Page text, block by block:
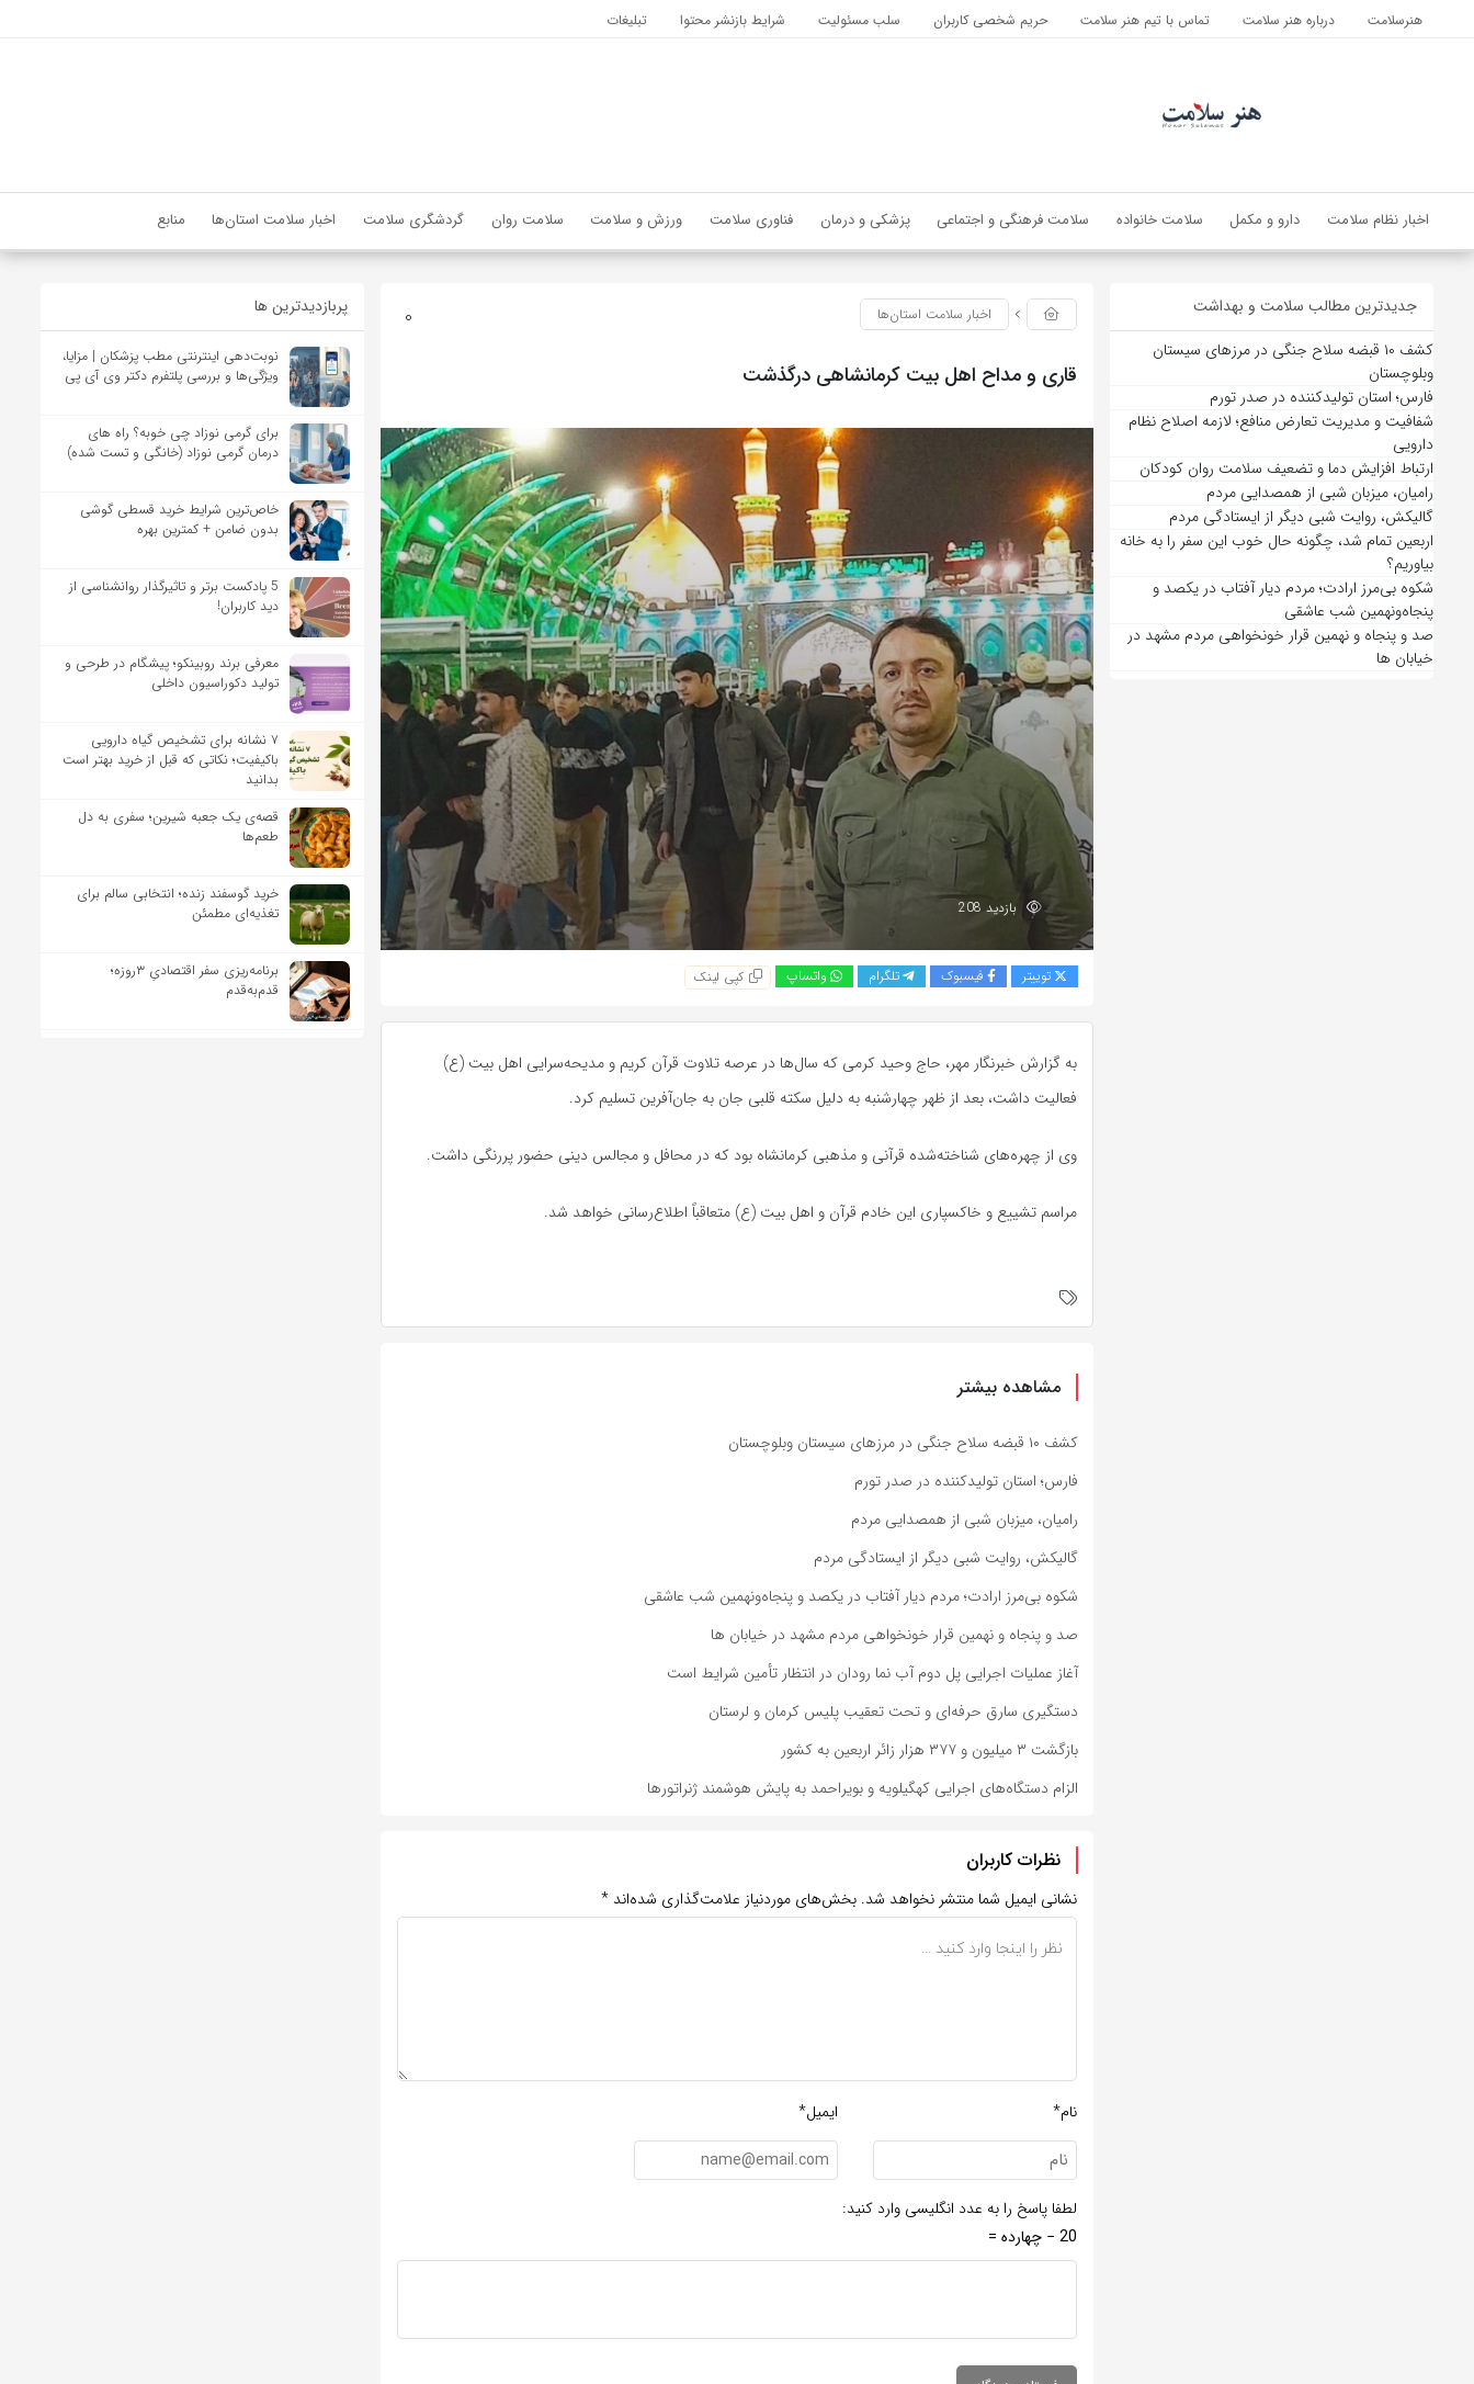
هنرسلامت درباره هنر سلامت تماس با تیم هنر سلامت حریم شخصی کاربران سلب مسئولیت شرایط بازنشر محتوا تبلیغات
اخبار نظام سلامت دارو و مکمل سلامت خانواده سلامت فرهنگی و اجتماعی پزشکی و درمان فناوری سلامت ورزش و سلامت سلامت روان گردشگری سلامت اخبار سلامت استان‌ها منابع
جدیدترین مطالب سلامت و بهداشت
کشف ۱۰ قبضه سلاح جنگی در مرزهای سیستان
وبلوچستان
فارس؛ استان تولیدکننده در صدر تورم
شفافیت و مدیریت تعارض منافع؛ لازمه اصلاح نظام
دارویی
ارتباط افزایش دما و تضعیف سلامت روان کودکان
رامیان، میزبان شبی از همصدایی مردم
گالیکش، روایت شبی دیگر از ایستادگی مردم
اربعین تمام شد، چگونه حال خوب این سفر را به خانه
بیاوریم؟
شکوه بی‌مرز ارادت؛ مردم دیار آفتاب در یکصد و
پنجاه‌ونهمین شب عاشقی
صد و پنجاه و نهمین قرار خونخواهی مردم مشهد در
خیابان ها
0 اخبار سلامت استان‌ها
قاری و مداح اهل بیت کرمانشاهی درگذشت
بازدید 208
توییتر فیسبوک تلگرام واتساپ کپی لینک
به گزارش خبرنگار مهر، حاج وحید کرمی که سال‌ها در عرصه تلاوت قرآن کریم و مدیحه‌سرایی اهل بیت (ع)
فعالیت داشت، بعد از ظهر چهارشنبه به دلیل سکته قلبی جان به جان‌آفرین تسلیم کرد.
وی از چهره‌های شناخته‌شده قرآنی و مذهبی کرمانشاه بود که در محافل و مجالس دینی حضور پررنگی داشت.
مراسم تشییع و خاکسپاری این خادم قرآن و اهل بیت (ع) متعاقباً اطلاع‌رسانی خواهد شد.
مشاهده بیشتر
کشف ۱۰ قبضه سلاح جنگی در مرزهای سیستان وبلوچستان
فارس؛ استان تولیدکننده در صدر تورم
رامیان، میزبان شبی از همصدایی مردم
گالیکش، روایت شبی دیگر از ایستادگی مردم
شکوه بی‌مرز ارادت؛ مردم دیار آفتاب در یکصد و پنجاه‌ونهمین شب عاشقی
صد و پنجاه و نهمین قرار خونخواهی مردم مشهد در خیابان ها
آغاز عملیات اجرایی پل دوم آب نما رودان در انتظار تأمین شرایط است
دستگیری سارق حرفه‌ای و تحت تعقیب پلیس کرمان و لرستان
بازگشت ۳ میلیون و ۳۷۷ هزار زائر اربعین به کشور
الزام دستگاه‌های اجرایی کهگیلویه و بویراحمد به پایش هوشمند ژنراتورها
نظرات کاربران
نشانی ایمیل شما منتشر نخواهد شد. بخش‌های موردنیاز علامت‌گذاری شده‌اند *
نام* ایمیل*
لطفا پاسخ را به عدد انگلیسی وارد کنید:
20 − چهارده =
پربازدیدترین ها
نوبت‌دهی اینترنتی مطب پزشکان | مزایا،
ویژگی‌ها و بررسی پلتفرم دکتر وی آی پی
برای گرمی نوزاد چی خوبه؟ راه های
درمان گرمی نوزاد (خانگی و تست شده)
خاص‌ترین شرایط خرید قسطی گوشی
بدون ضامن + کمترین بهره
5 پادکست برتر و تاثیرگذار روانشناسی از
دید کاربران!
معرفی برند روبینکو؛ پیشگام در طرحی و
تولید دکوراسیون داخلی
۷ نشانه برای تشخیص گیاه دارویی
باکیفیت؛ نکاتی که قبل از خرید بهتر است
بدانید
قصه‌ی یک جعبه شیرین؛ سفری به دل
طعم‌ها
خرید گوسفند زنده؛ انتخابی سالم برای
تغذیه‌ای مطمئن
برنامه‌ریزی سفر اقتصادیِ ۳روزه؛
قدم‌به‌قدم